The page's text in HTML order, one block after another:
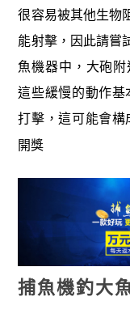
很容易被其他生物
能射擊，因此請嘗
魚機器中，大砲
這些緩慢的動作基
打擊，這可能會構
開獎
捕魚機釣大